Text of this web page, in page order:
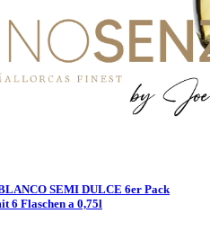
SEMI DULCE 6er Pack
6 Flaschen a 0,75l